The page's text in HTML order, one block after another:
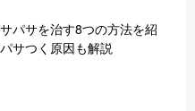
パサを治す8つの方法を紹
サつく原因も解説